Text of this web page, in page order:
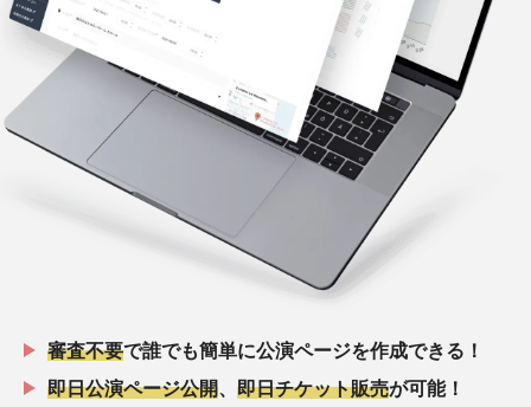
審査不要で誰でも簡単に公演ページを作成できる！
即日公演ページ公開
即日チケット販売が可能！